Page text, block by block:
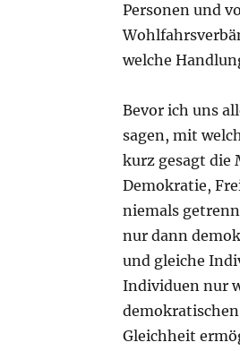
Personen und
welche
Bevor ich uns
sagen, mit
kurz gesagt die
Demokratie,
niemals
nur dann
und gleiche
Individuen nur
Gleichheit